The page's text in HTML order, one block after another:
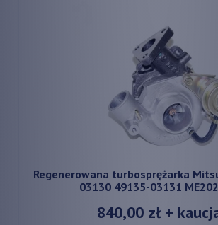
Regenerowana turbosprężarka
03130 49135-03131
840,00 zł+